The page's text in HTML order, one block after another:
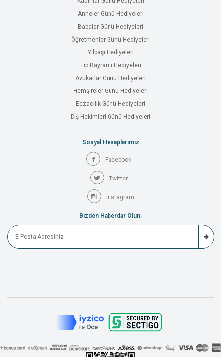
Anneler Günü Hediyeleri
Babalar Günü Hediyeleri
Öğretmenler Günü Hediyeleri
Yılbaşı Hediyeleri
Tıp Bayramı Hediyeleri
Avukatlar Günü Hediyeleri
Hemşireler Günü Hediyeleri
Eczacılık Günü Hediyeleri
Diş Hekimleri Günü Hediyeleri
Sosyal Hesaplarımız
Facebook
Twitter
Instagram
Bizden Haberdar Olun.